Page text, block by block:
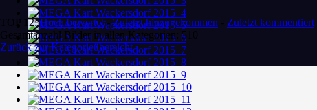
TOP 12:Hoch bewertet-Zuletzt hinzugekommen - Zuletzt kommentiert
Gesamtanzahl Bilder in allen Kategorien: 510
Zurück zur Kategorieübersicht